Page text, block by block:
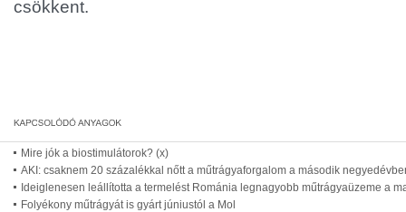
csökkent.
Mire jók a biostimulátorok? (x)
AKI: csaknem 20 százalékkal nőtt a műtrágyaforgalom a második
Ideiglenesen leállította a termelést Románia legnagyobb műtrágyaüzeme a
Folyékony műtrágyát is gyárt júniustól a Mol